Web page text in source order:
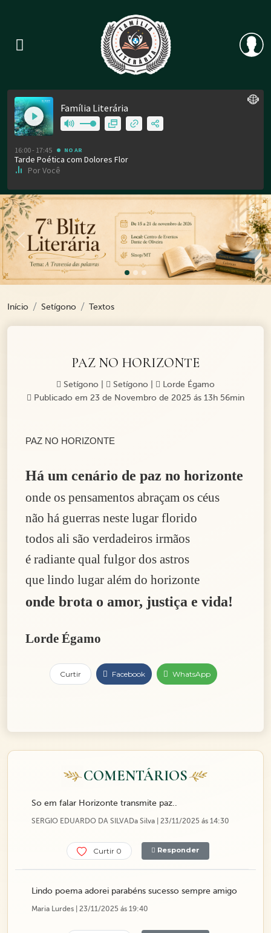
Previous
Início Setígono Textos
PAZ NO HORIZONTE
Setígono Setígono
Lorde Égamo
Publicado em 23 de Novembro de 2025 ás 13h 56min
PAZ NO HORIZONTE
Há um cenário de paz no horizonte
onde os pensamentos abraçam os céus
não há guerras neste lugar florido
todos ali são verdadeiros irmãos
é radiante qual fulgor dos astros
que lindo lugar além do horizonte
onde brota o amor, justiça e vida!
Lorde Égamo
Curtir Facebook WhatsApp
COMENTÁRIOS
So em falar Horizonte transmite paz..
SERGIO EDUARDO DA SILVADa Silva | 23/11/2025 ás 14:30
Curtir 0 Responder
Lindo poema adorei parabéns sucesso sempre amigo
Maria Lurdes | 23/11/2025 ás 19:40